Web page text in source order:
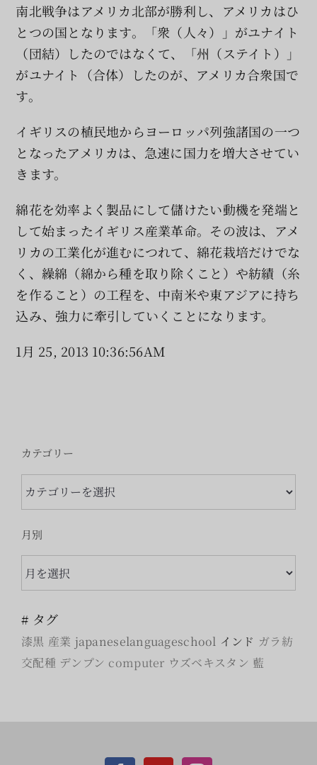
南北戦争はアメリカ北部が勝利し、アメリカはひ
とつの国となります。「衆（人々）」がユナイト
（団結）したのではなくて、「州（ステイト）」
がユナイト（合体）したのが、アメリカ合衆国で
す。
イギリスの植民地からヨーロッパ列強諸国の一つ
となったアメリカは、急速に国力を増大させてい
きます。
綿花を効率よく製品にして儲けたい動機を発端と
して始まったイギリス産業革命。その波は、アメ
リカの工業化が進むにつれて、綿花栽培だけでな
く、繰綿（綿から種を取り除くこと）や紡績（糸
を作ること）の工程を、中南米や東アジアに持ち
込み、強力に牽引していくことになります。
1月 25, 2013 10:36:56AM
カテゴリー
カ
テ
ゴ
ー
月別
月
別
# タグ
漆黒 産業 japaneselanguageschool インド ガラ紡
交配種 デンプン computer ウズベキスタン 藍